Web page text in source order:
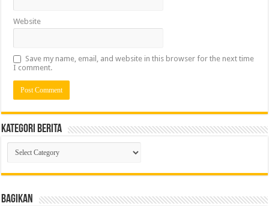
Website
Save my name, email, and website in this browser for the next time
I comment.
Kategori Berita
Kategori
Berita
Bagikan